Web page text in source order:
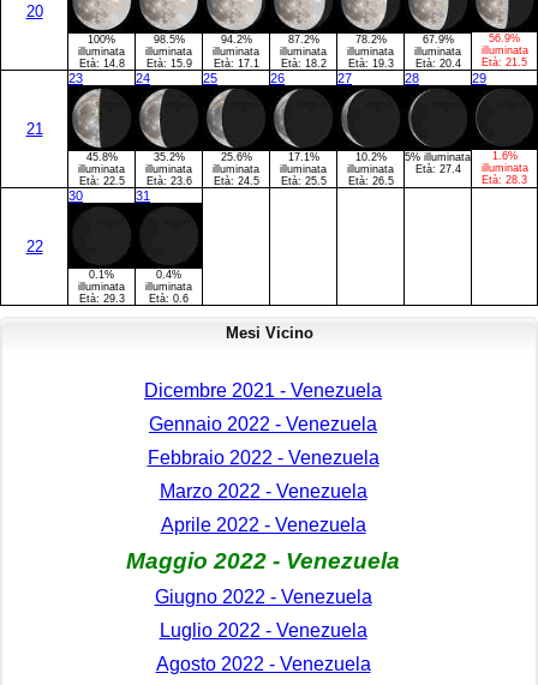
20
100%
illuminata
Età: 14.8
98.5%
illuminata
Età: 15.9
94.2%
illuminata
Età: 17.1
87.2%
illuminata
Età: 18.2
78.2%
illuminata
Età: 19.3
67.9%
illuminata
Età: 20.4
56.9%
illuminata
Età: 21.5
21
23
45.8%
illuminata
Età: 22.5
24
35.2%
illuminata
Età: 23.6
25
25.6%
illuminata
Età: 24.5
26
17.1%
illuminata
Età: 25.5
27
10.2%
illuminata
Età: 26.5
28
5% illuminata
Età: 27.4
29
1.6%
illuminata
Età: 28.3
22
30
0.1%
illuminata
Età: 29.3
31
0.4%
illuminata
Età: 0.6
Mesi Vicino
Dicembre 2021 - Venezuela
Gennaio 2022 - Venezuela
Febbraio 2022 - Venezuela
Marzo 2022 - Venezuela
Aprile 2022 - Venezuela
Maggio 2022 - Venezuela
Giugno 2022 - Venezuela
Luglio 2022 - Venezuela
Agosto 2022 - Venezuela